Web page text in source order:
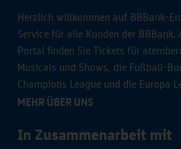
Herzlich willkommen auf BBBank-
Service für alle Kunden der
Portal finden Sie Tickets für
Musicals und Shows, die Fußball-
Champions League und die Europa
MEHR ÜBER UNS
In Zusammenarbeit mit